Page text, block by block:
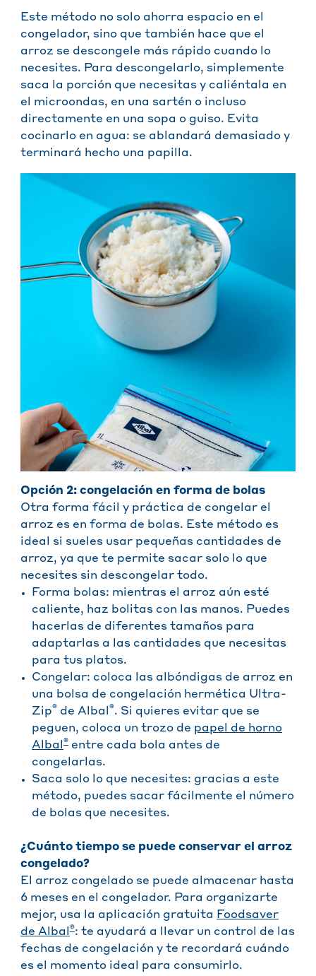
Este método no solo ahorra espacio en el
congelador, sino que también hace que el
arroz se descongele más rápido cuando lo
necesites. Para descongelarlo, simplemente
saca la porción que necesitas y caliéntala en
el microondas, en una sartén o incluso
directamente en una sopa o guiso. Evita
cocinarlo en agua: se ablandará demasiado y
terminará hecho una papilla.
Opción 2: congelación en forma de bolas
Otra forma fácil y práctica de congelar el
arroz es en forma de bolas. Este método es
ideal si sueles usar pequeñas cantidades de
arroz, ya que te permite sacar solo lo que
necesites sin descongelar todo.
Forma bolas: mientras el arroz aún esté
caliente, haz bolitas con las manos. Puedes
hacerlas de diferentes tamaños para
adaptarlas a las cantidades que necesitas
para tus platos.
Congelar: coloca las albóndigas de arroz en
una bolsa de congelación hermética Ultra-
Zip® de Albal ®. Si quieres evitar que se
peguen, coloca un trozo de papel de horno
Albal ® entre cada bola antes de
congelarlas.
Saca solo lo que necesites: gracias a este
método, puedes sacar fácilmente el número
de bolas que necesites.
¿Cuánto tiempo se puede conservar el arroz
congelado?
El arroz congelado se puede almacenar hasta
6 meses en el congelador. Para organizarte
mejor, usa la aplicación gratuita Foodsaver
de Albal ®: te ayudará a llevar un control de las
fechas de congelación y te recordará cuándo
es el momento ideal para consumirlo.